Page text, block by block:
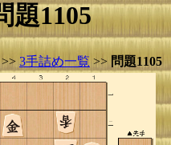
題1105
>> 3手詰め一覧 >> 問題1105